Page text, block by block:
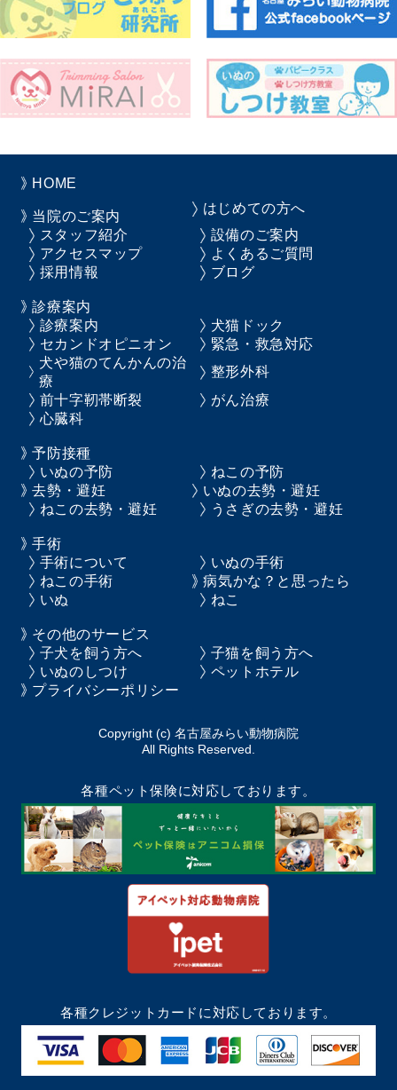
HOME
当院のご案内
はじめての方へ
スタッフ紹介
設備のご案内
アクセスマップ
よくあるご質問
採用情報
ブログ
診療案内
診療案内
犬猫ドック
セカンドオピニオン
緊急・救急対応
犬や猫のてんかんの治
療
整形外科
前十字靭帯断裂
がん治療
心臓科
予防接種
いぬの予防
ねこの予防
去勢・避妊
いぬの去勢・避妊
ねこの去勢・避妊
うさぎの去勢・避妊
手術
手術について
いぬの手術
ねこの手術
病気かな？と思ったら
いぬ
ねこ
その他のサービス
子犬を飼う方へ
子猫を飼う方へ
いぬのしつけ
ペットホテル
プライバシーポリシー
Copyright (c) 名古屋みらい動物病院
All Rights Reserved.
各種ペット保険に対応しております。
各種クレジットカードに対応しております。